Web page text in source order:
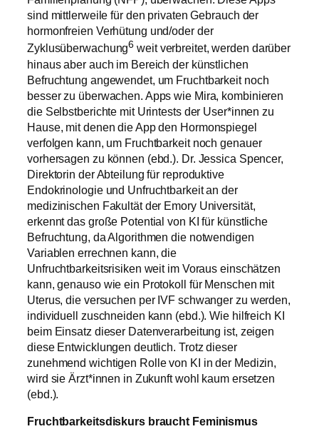
sind mittlerweile für den privaten Gebrauch der
hormonfreien Verhütung und/oder der
Zyklusüberwachung6 weit verbreitet, werden darüber
hinaus aber auch im Bereich der künstlichen
Befruchtung angewendet, um Fruchtbarkeit noch
besser zu überwachen. Apps wie Mira, kombinieren
die Selbstberichte mit Urintests der User*innen zu
Hause, mit denen die App den Hormonspiegel
verfolgen kann, um Fruchtbarkeit noch genauer
vorhersagen zu können (ebd.). Dr. Jessica Spencer,
Direktorin der Abteilung für reproduktive
Endokrinologie und Unfruchtbarkeit an der
medizinischen Fakultät der Emory Universität,
erkennt das große Potential von KI für künstliche
Befruchtung, da Algorithmen die notwendigen
Variablen errechnen kann, die
Unfruchtbarkeitsrisiken weit im Voraus einschätzen
kann, genauso wie ein Protokoll für Menschen mit
Uterus, die versuchen per IVF schwanger zu werden,
individuell zuschneiden kann (ebd.). Wie hilfreich KI
beim Einsatz dieser Datenverarbeitung ist, zeigen
diese Entwicklungen deutlich. Trotz dieser
zunehmend wichtigen Rolle von KI in der Medizin,
wird sie Ärzt*innen in Zukunft wohl kaum ersetzen
(ebd.).
Fruchtbarkeitsdiskurs braucht Feminismus